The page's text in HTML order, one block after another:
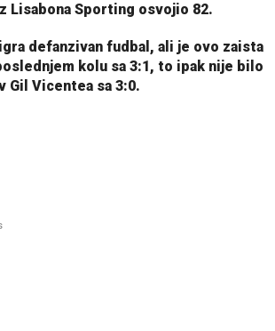
Lisabona Sporting osvojio 82.
defanzivan fudbal, ali je ovo zaista
kolu sa 3:1, to ipak nije bilo
Vicentea sa 3:0.